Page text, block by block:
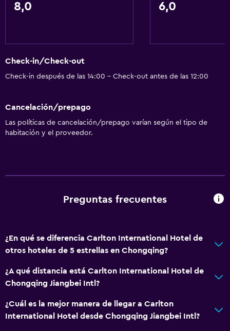
8,0 6,0
Check-in/Check-out
Check-in después de las 14:00 - Check-out antes de las 12:00
Cancelación/prepago
Las políticas de cancelación/prepago varían según el tipo de
habitación y el proveedor.
Preguntas frecuentes
¿En qué se diferencia Carlton International Hotel de
otros hoteles de 5 estrellas en Chongqing?
¿A qué distancia está Carlton International Hotel de
Chongqing Jiangbei Intl?
¿Cuál es la mejor manera de llegar a Carlton
International Hotel desde Chongqing Jiangbei Intl?